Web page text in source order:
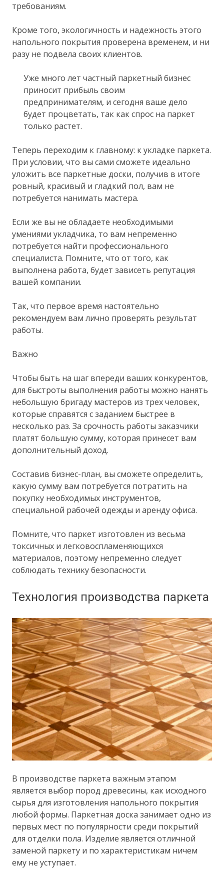
требованиям.
Кроме того, экологичность и надежность этого
напольного покрытия проверена временем, и ни
разу не подвела своих клиентов.
Уже много лет частный паркетный бизнес
приносит прибыль своим
предпринимателям, и сегодня ваше дело
будет процветать, так как спрос на паркет
только растет.
Теперь переходим к главному: к укладке паркета.
При условии, что вы сами сможете идеально
уложить все паркетные доски, получив в итоге
ровный, красивый и гладкий пол, вам не
потребуется нанимать мастера.
Если же вы не обладаете необходимыми
умениями укладчика, то вам непременно
потребуется найти профессионального
специалиста. Помните, что от того, как
выполнена работа, будет зависеть репутация
вашей компании.
Так, что первое время настоятельно
рекомендуем вам лично проверять результат
работы.
Важно
Чтобы быть на шаг впереди ваших конкурентов,
для быстроты выполнения работы можно нанять
небольшую бригаду мастеров из трех человек,
которые справятся с заданием быстрее в
несколько раз. За срочность работы заказчики
платят большую сумму, которая принесет вам
дополнительный доход.
Составив бизнес-план, вы сможете определить,
какую сумму вам потребуется потратить на
покупку необходимых инструментов,
специальной рабочей одежды и аренду офиса.
Помните, что паркет изготовлен из весьма
токсичных и легковоспламеняющихся
материалов, поэтому непременно следует
соблюдать технику безопасности.
Технология производства паркета
В производстве паркета важным этапом
является выбор пород древесины, как исходного
сырья для изготовления напольного покрытия
любой формы. Паркетная доска занимает одно из
первых мест по популярности среди покрытий
для отделки пола. Изделие является отличной
заменой паркету и по характеристикам ничем
ему не уступает.